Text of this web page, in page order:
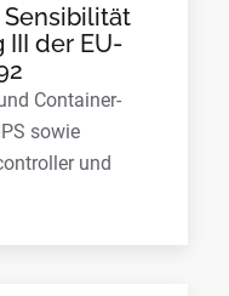
III der EU-
Container-
sowie
und